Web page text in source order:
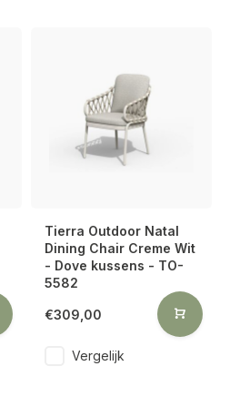
Tierra Outdoor Natal
Dining Chair Creme Wit
- Dove kussens - TO-
5582
€309,00
Vergelijk